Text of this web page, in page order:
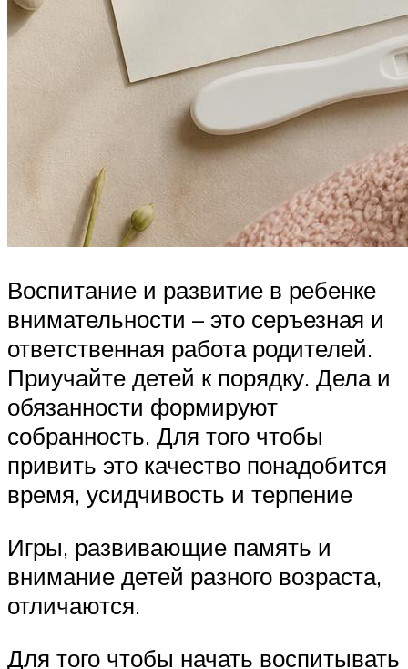
Воспитание и развитие в ребенке
внимательности – это серъезная и
ответственная работа родителей.
Приучайте детей к порядку. Дела и
обязанности формируют
собранность. Для того чтобы
привить это качество понадобится
время, усидчивость и терпение
Игры, развивающие память и
внимание детей разного возраста,
отличаются.
Для того чтобы начать воспитывать